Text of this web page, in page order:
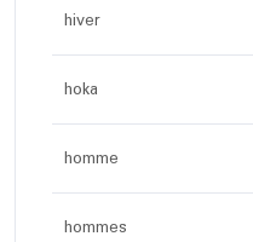
hiver
hoka
homme
hommes